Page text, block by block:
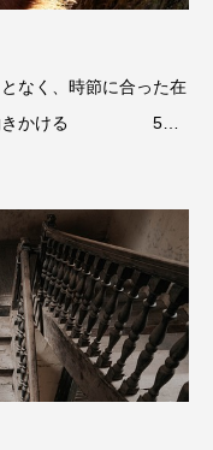
なく、時節に合った在
に働きかける 5月